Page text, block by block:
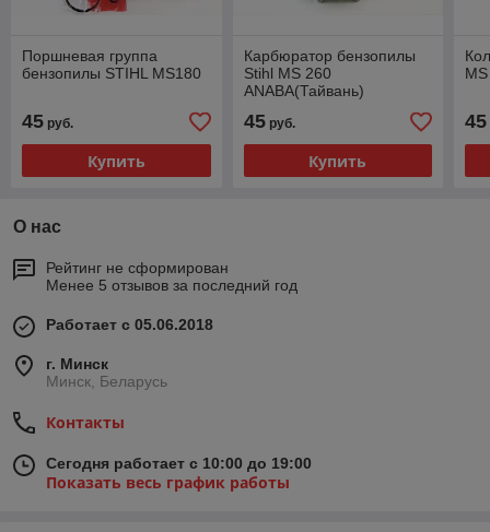
Поршневая группа
бензопилы STIHL MS180
45 руб.
Купить
Карбюратор бензопилы
Stihl MS 260
ANABA(Тайвань)
45руб.
Купить
45
О нас
Рейтинг не сформирован
Менее 5 отзывов за последний год
Работает с 05.06.2018
г. Минск
Минск, Беларусь
Контакты
Сегодня работает с 10:00 до 19:00
Показать весь график работы